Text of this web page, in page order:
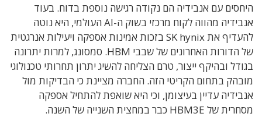
היחסים עם אנבידיה הם נקודה רגישה נוספת בדוח. בעוד
אנבידיה מהווה לקוח מרכזי בשוק ה-AI העולמי, היא נוטה
להעדיף את SK hynix בזכות אמינות אספקה ויעילות אנרגטית
של הדורות האחרונים של שבבי HBM. סמסונג, למרות יתרונה
בגודל ובהיקף ייצור, טרם הצליחה להשיג יתרון תחרותי טכנולוגי
מובהק בתחום הקריטי הזה. החברה מציינת כי הבדיקות מול
אנבידיה עדיין בעיצומן, וכי היא שואפת להתחיל אספקה
מסחרית של HBM3E כבר במחצית השנייה של השנה.